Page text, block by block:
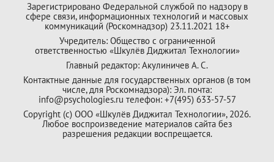
Зарегистрировано Федеральной службой по надзору в
сфере связи, информационных технологий и массовых
коммуникаций (Роскомнадзор) 23.11.2021 18+
Учредитель: Общество с ограниченной
ответственностью «Шкулёв Диджитал Технологии»
Главный редактор: Акулиничев А. С.
Контактные данные для государственных органов (в том
числе, для Роскомнадзора): Эл. почта:
info@psychologies.ru телефон: +7(495) 633-57-57
Copyright (с) ООО «Шкулёв Диджитал Технологии», 2026.
Любое воспроизведение материалов сайта без
разрешения редакции воспрещается.